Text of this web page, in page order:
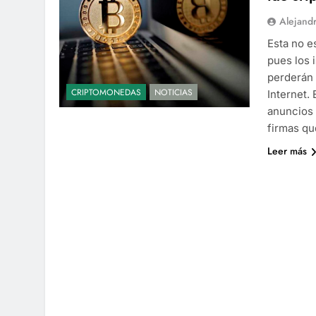
CRIPTOMONEDAS NOTICIAS
Esta no
pues los
Internet.
firmas
Leer más